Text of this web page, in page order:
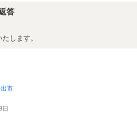
答
します。
市
日